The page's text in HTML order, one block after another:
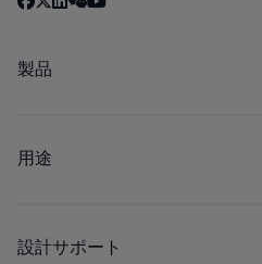
製品
レギュレート
用途
工業
設計サポート